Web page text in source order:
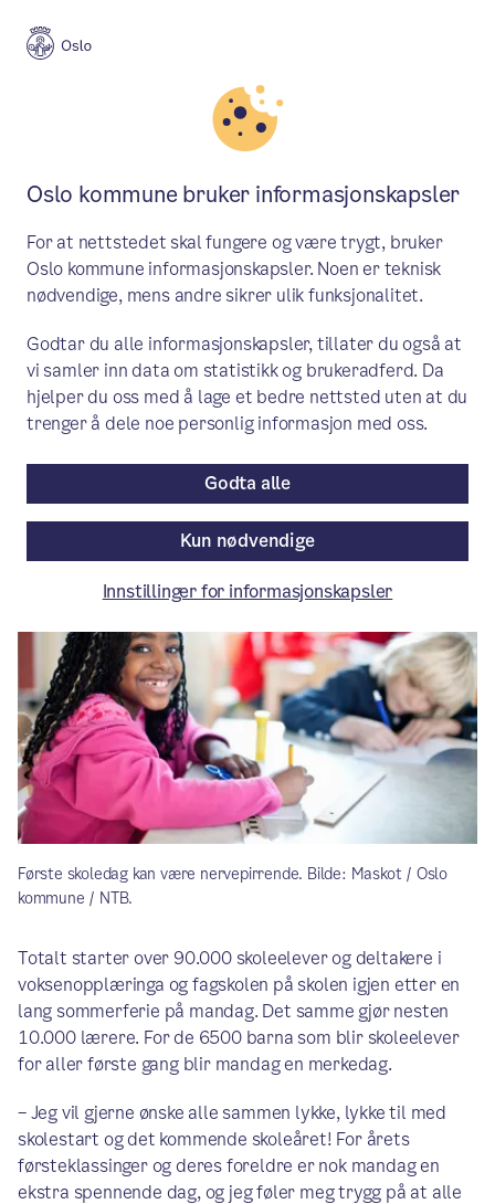
Velkommen til skolestart!
Mandag starter rundt 6500
førsteklassinger i Osloskolen. Byråd for
utdanning ønsker alle en god skolestart.
Aktuelt/ Publisert: 15.08.2024
Av Byrådsavdeling for utdanning
Artikkelen er mer enn ett år gammel.
Første skoledag kan være nervepirrende. Bilde: Maskot / Oslo
kommune / NTB.
Totalt starter over 90.000 skoleelever og deltakere i
voksenopplæringa og fagskolen på skolen igjen etter en
lang sommerferie på mandag. Det samme gjør nesten
10.000 lærere. For de 6500 barna som blir skoleelever
for aller første gang blir mandag en merkedag.
– Jeg vil gjerne ønske alle sammen lykke, lykke til med
skolestart og det kommende skoleåret! For årets
førsteklassinger og deres foreldre er nok mandag en
ekstra spennende dag, og jeg føler meg trygg på at alle
Oslo kommune bruker informasjonskapsler
For at nettstedet skal fungere og være trygt, bruker
Oslo kommune informasjonskapsler. Noen er teknisk
nødvendige, mens andre sikrer ulik funksjonalitet.
Godtar du alle informasjonskapsler, tillater du også at
vi samler inn data om statistikk og brukeradferd. Da
hjelper du oss med å lage et bedre nettsted uten at du
trenger å dele noe personlig informasjon med oss.
Kun nødvendige
Godta alle
Innstillinger for informasjonskapsler